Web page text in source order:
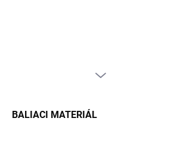
BALIACI MATERIÁL